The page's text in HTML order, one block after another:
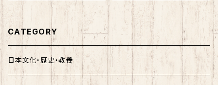
CATEGORY
日本文化・歴史・教養